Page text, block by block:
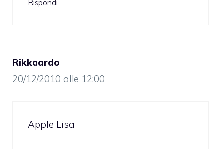
Rispondi
Rikkaardo
20/12/2010 alle 12:00
Apple Lisa